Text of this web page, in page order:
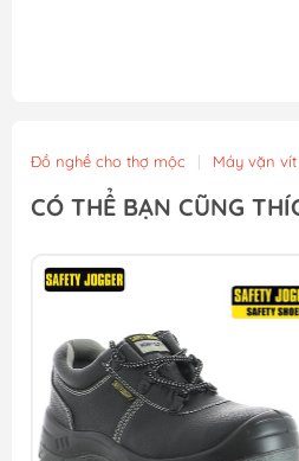
Đồ nghề cho thợ mộc | Máy vặn vít
CÓ THỂ BẠN CŨNG